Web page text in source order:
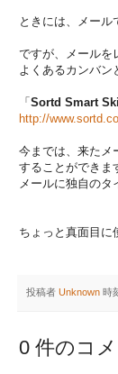
ときには、メール
ですが、メールを
よくあるカンバン
「Sortd Smart
http://
今までは、来たメ
することができま
メールに独自のタ
ちょっと真面目に
投稿者 Unknown 時
0 件のコ